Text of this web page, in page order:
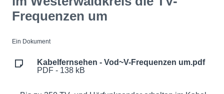
Frequenzen um
Ein Dokument
Kabelfernsehen - Vod~V-Frequenzen um.pdf
PDF - 138 kB